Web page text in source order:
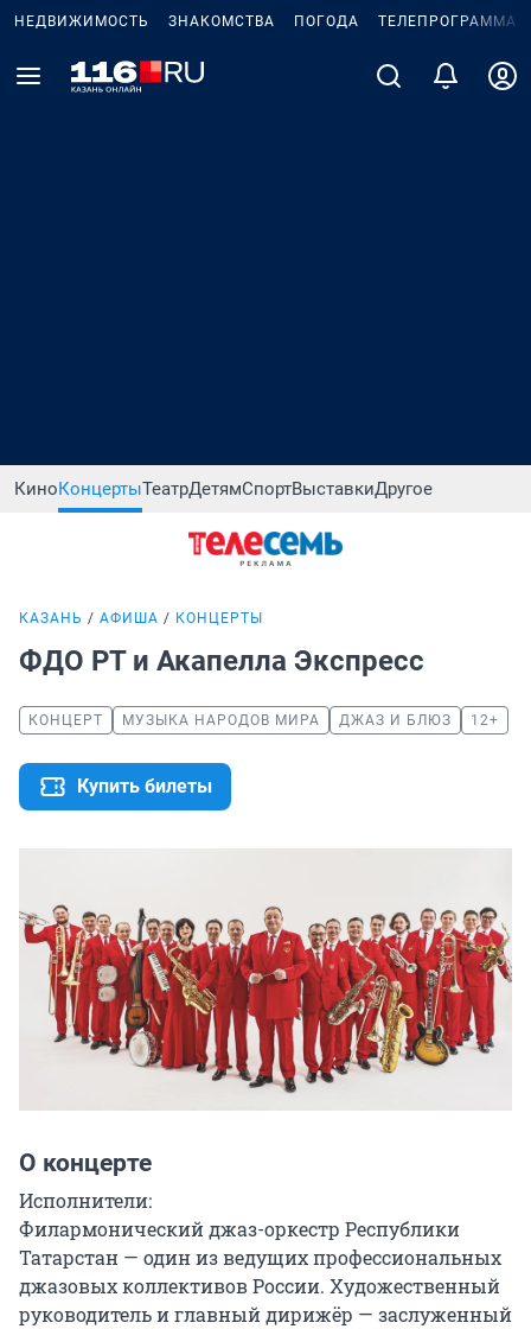
НЕДВИЖИМОСТЬ ЗНАКОМСТВА ПОГОДА ТЕЛЕПРОГРАММА
КиноКонцертыТеатрДетямСпортВыставкиДругое
КАЗАНЬ АФИША КОНЦЕРТЫ
ФДО РТ и Акапелла Экспресс
КОНЦЕРТ МУЗЫКА НАРОДОВ МИРА ДЖАЗ И БЛЮЗ 12+
Купить билеты
О концерте
Исполнители:
Филармонический джаз-оркестр Республики
Татарстан — один из ведущих профессиональных
джазовых коллективов России. Художественный
руководитель и главный дирижёр — заслуженный